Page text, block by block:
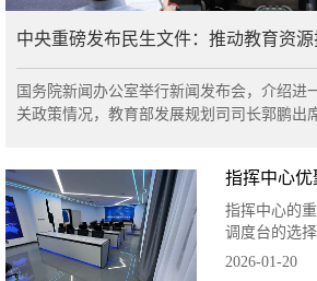
央重磅发布民生文件：推动教育资源
“上好学”
务院新闻办公室举行新闻发布会，介绍进一
政策情况，教育部发展规划司司长郭鹏出席
指挥中心优
指挥中心的重
调度台的选择
所有被调度终
2026-01-20